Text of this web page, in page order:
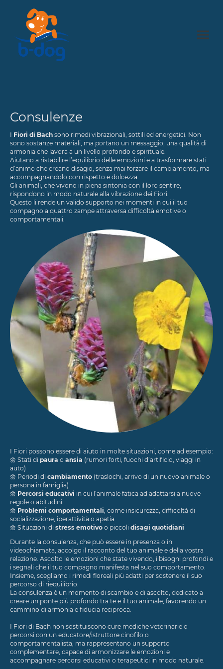
Consulenze
I Fiori di Bach sono rimedi vibrazionali, sottili ed energetici. Non
sono sostanze materiali, ma portano un messaggio, una qualità di
armonia che lavora a un livello profondo e spirituale.
Aiutano a ristabilire l’equilibrio delle emozioni e a trasformare stati
d’animo che creano disagio, senza mai forzare il cambiamento, ma
accompagnandolo con rispetto e dolcezza.
Gli animali, che vivono in piena sintonia con il loro sentire,
rispondono in modo naturale alla vibrazione dei Fiori.
Questo li rende un valido supporto nei momenti in cui il tuo
compagno a quattro zampe attraversa difficoltà emotive o
comportamentali.
I Fiori possono essere di aiuto in molte situazioni, come ad esempio:
🌼 Stati di paura o ansia (rumori forti, fuochi d’artificio, viaggi in
auto)
🌼 Periodi di cambiamento (traslochi, arrivo di un nuovo animale o
persona in famiglia)
🌼 Percorsi educativi in cui l’animale fatica ad adattarsi a nuove
regole o abitudini
🌼 Problemi comportamentali , come insicurezza, difficoltà di
socializzazione, iperattività o apatia
🌼 Situazioni di stress emotivo o piccoli disagi quotidiani
Durante la consulenza, che può essere in presenza o in
videochiamata, accolgo il racconto del tuo animale e della vostra
relazione. Ascolto le emozioni che state vivendo, i bisogni profondi e
i segnali che il tuo compagno manifesta nel suo comportamento.
Insieme, scegliamo i rimedi floreali più adatti per sostenere il suo
percorso di riequilibrio.
La consulenza è un momento di scambio e di ascolto, dedicato a
creare un ponte più profondo tra te e il tuo animale, favorendo un
cammino di armonia e fiducia reciproca.
I Fiori di Bach non sostituiscono cure mediche veterinarie o
percorsi con un educatore/istruttore cinofilo o
comportamentalista, ma rappresentano un supporto
complementare, capace di armonizzare le emozioni e
accompagnare percorsi educativi o terapeutici in modo naturale.